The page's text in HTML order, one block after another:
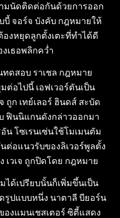
มนัดติดต่อกันด้วยการออก
บี้ จอร์จ บังคับ กฎหมายให้
งหยุดลูกตั้งเตะที่ทำได้ดี
เธอพลิกคว่ำ
ดสอบ ราเชล กฎหมาย
ต่อไปนี้ เอฟเวอร์ตันเป็น
ถูก เทย์เลอร์ ฮินดส์ สะบัด
ฟินนิแกนดังกล่าวออกมา
น โซเรนเซ่นใช้โมเมนตัม
ต่อแนวรับของลิเวอร์พูลตั้ง
เวเจ ถูกปิดโดย กฎหมาย
ได้เปรียบนั้นก็เพิ่มขึ้นเป็น
รูปแบบหนึ่ง นาตาลี บียอร์น
งแมนเชสเตอร์ ซิตี้แสดง